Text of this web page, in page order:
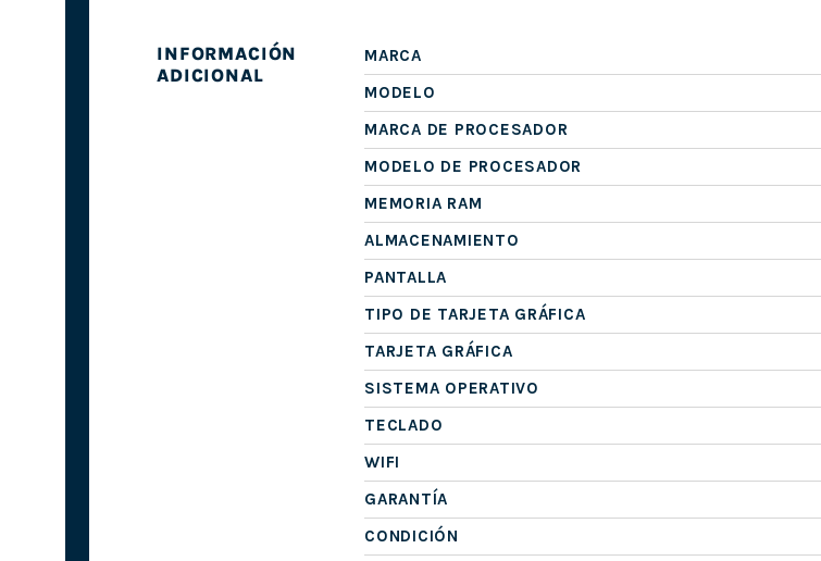
INFORMACIÓN
ADICIONAL
MARCA
MODELO
MARCA DE PROCESADOR
MODELO DE PROCESADOR
MEMORIA RAM
ALMACENAMIENTO
PANTALLA
TIPO DE TARJETA GRÁFICA
TARJETA GRÁFICA
SISTEMA OPERATIVO
TECLADO
WIFI
GARANTÍA
CONDICIÓN